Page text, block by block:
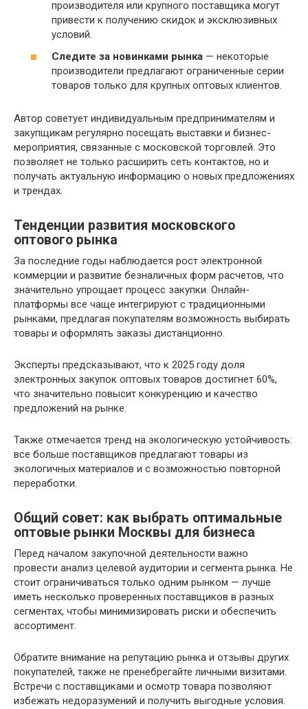
производителя или крупного поставщика могут
привести к получению скидок и эксклюзивных
условий.
Следите за новинками рынка — некоторые
производители предлагают ограниченные серии
товаров только для крупных оптовых клиентов.
Автор советует индивидуальным предпринимателям и
закупщикам регулярно посещать выставки и бизнес-
мероприятия, связанные с московской торговлей. Это
позволяет не только расширить сеть контактов, но и
получать актуальную информацию о новых предложениях
и трендах.
Тенденции развития московского
оптового рынка
За последние годы наблюдается рост электронной
коммерции и развитие безналичных форм расчетов, что
значительно упрощает процесс закупки. Онлайн-
платформы все чаще интегрируют с традиционными
рынками, предлагая покупателям возможность выбирать
товары и оформлять заказы дистанционно.
Эксперты предсказывают, что к 2025 году доля
электронных закупок оптовых товаров достигнет 60%,
что значительно повысит конкуренцию и качество
предложений на рынке.
Также отмечается тренд на экологическую устойчивость:
все больше поставщиков предлагают товары из
экологичных материалов и с возможностью повторной
переработки.
Общий совет: как выбрать оптимальные
оптовые рынки Москвы для бизнеса
Перед началом закупочной деятельности важно
провести анализ целевой аудитории и сегмента рынка. Не
стоит ограничиваться только одним рынком — лучше
иметь несколько проверенных поставщиков в разных
сегментах, чтобы минимизировать риски и обеспечить
ассортимент.
Обратите внимание на репутацию рынка и отзывы других
покупателей, также не пренебрегайте личными визитами.
Встречи с поставщиками и осмотр товара позволяют
избежать недоразумений и получить выгодные условия.